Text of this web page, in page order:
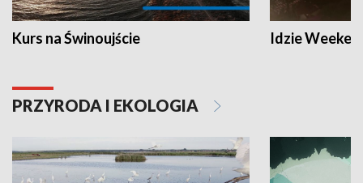
Kurs na Świnoujście Idzie
PRZYRODA I EKOLOGIA